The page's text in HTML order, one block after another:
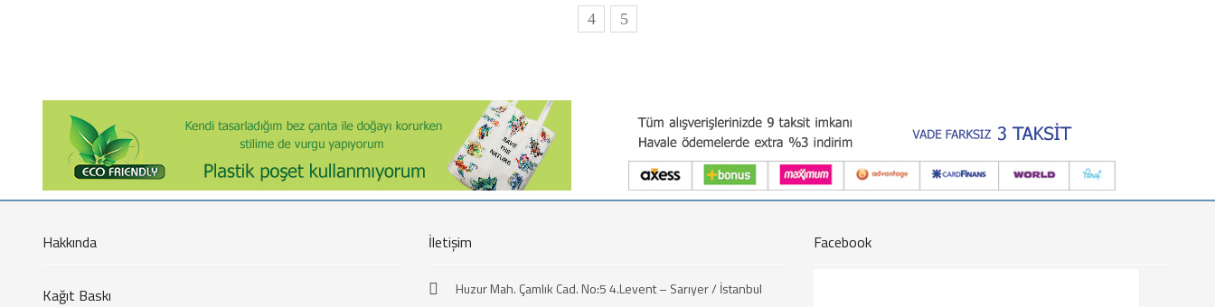
Hakkında
Kağıt Baskı
İletişim
Huzur Mah. Çamlık Cad. No:5 4.Levent – Sarıyer / İstanbul
Facebook